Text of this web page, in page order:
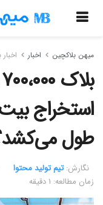
میهن بلاکچین اخبار
استخراج
طول
نگارش:‌ تیم تولید محتوا
زمان مطالعه: ۱ دقیقه